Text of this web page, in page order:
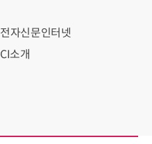
전자신문인터넷
CI소개